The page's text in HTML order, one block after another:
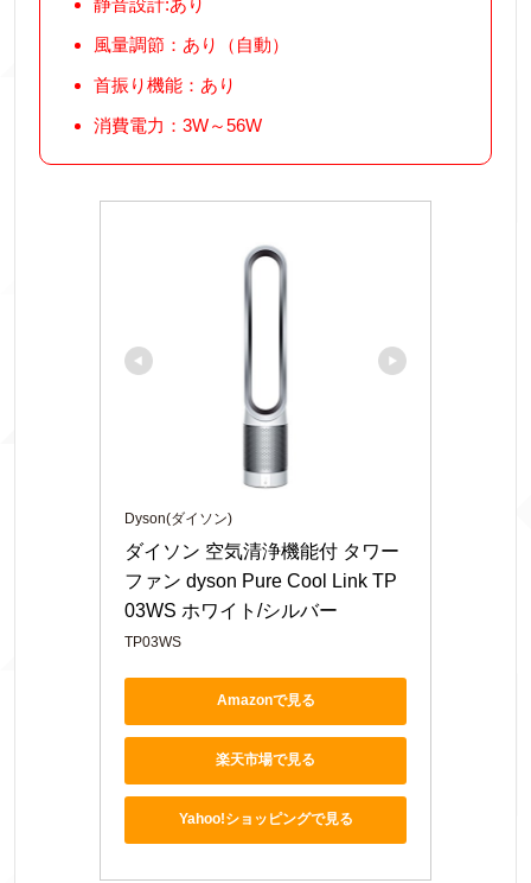
風量調節：あり（自動）
首振り機能：あり
消費電力：3W～56W
Dyson(ダイソン)
ダイソン 空気清浄機能付 タワー
ファン dyson Pure Cool Link TP
03WS ホワイト/シルバー
TP03WS
Amazonで見る
楽天市場で見る
Yahoo!ショッピングで見る